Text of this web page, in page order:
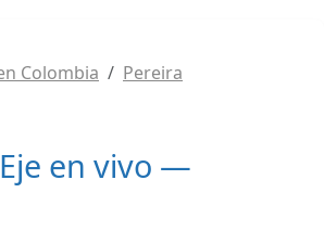
Colombia
Pereira
en vivo —